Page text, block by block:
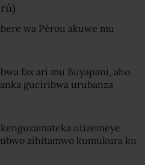
wa Pérou akuwe mu
fax ari mu Buyapani, aho
guciribwa urubanza
ntizemeye
zihitamwo kumukura ku